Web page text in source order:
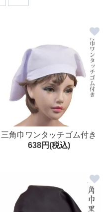
三角巾ワンタッチゴム付き
（白）家事 調理 料理 掃除
638円(税込)